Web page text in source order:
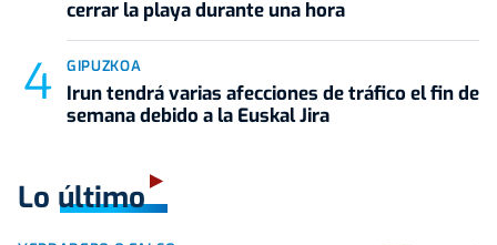
cerrar la playa durante una hora
GIPUZKOA
Irun tendrá varias afecciones de tráfico el fin de
semana debido a la Euskal Jira
Lo último